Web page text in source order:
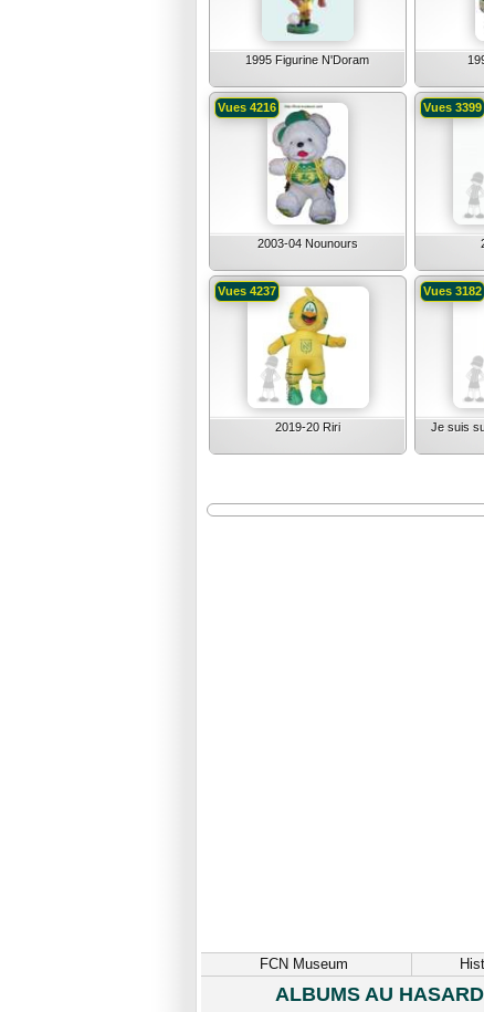
1995 Figurine N'Doram
2003-04 Nounours
Vues 4216 Vues 3399
2019-20 Riri
Vues 4237
Je suis
Vues 3182
FCN Museum
ALBUMS AU HASARD